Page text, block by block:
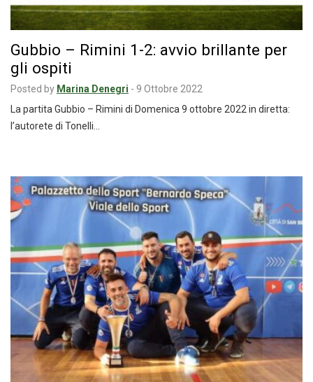
Gubbio – Rimini 1-2: avvio brillante per
gli ospiti
Posted by Marina Denegri - 9 Ottobre 2022
La partita Gubbio – Rimini di Domenica 9 ottobre 2022 in diretta:
l’autorete di Tonelli…